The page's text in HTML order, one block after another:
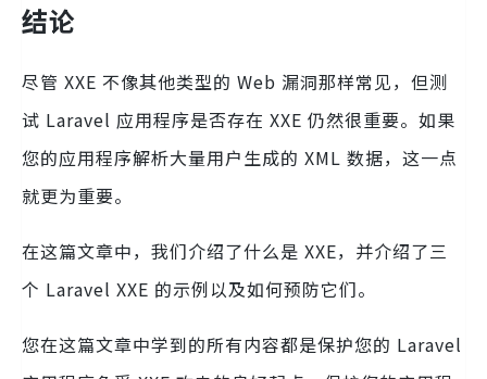
结论
尽管 XXE 不像其他类型的 Web 漏洞那样常见，但测
试 Laravel 应用程序是否存在 XXE 仍然很重要。如果
您的应用程序解析大量用户生成的 XML 数据，这一点
就更为重要。
在这篇文章中，我们介绍了什么是 XXE，并介绍了三
个 Laravel XXE 的示例以及如何预防它们。
您在这篇文章中学到的所有内容都是保护您的 Laravel